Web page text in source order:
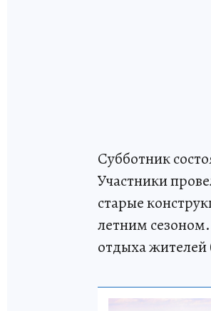
Субботник
Участники
старые
летним
отдыха